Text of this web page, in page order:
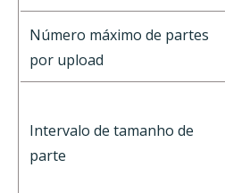
Número máximo de partes
por upload
Intervalo de tamanho de
parte